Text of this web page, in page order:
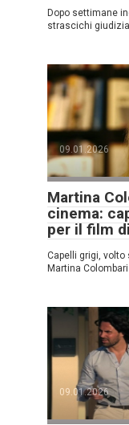
Dopo settimane
strascichi
09.01.2026
Martina
cinema:
per il film
Capelli grigi,
Martina
09.01.2026